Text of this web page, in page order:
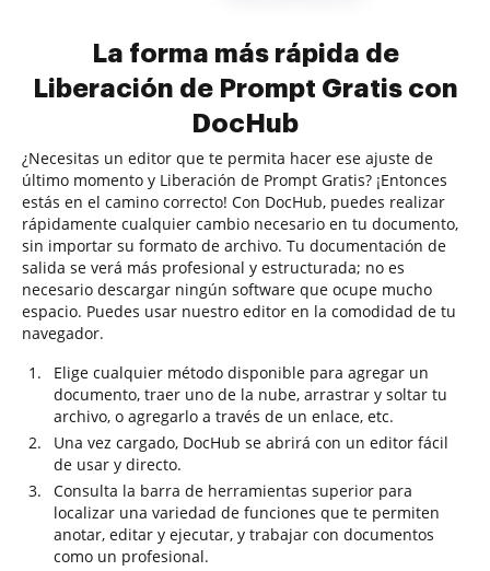
La forma más rápida de
Liberación de Prompt Gratis con
DocHub
¿Necesitas un editor que te permita hacer ese ajuste de
último momento y Liberación de Prompt Gratis? ¡Entonces
estás en el camino correcto! Con DocHub, puedes realizar
rápidamente cualquier cambio necesario en tu documento,
sin importar su formato de archivo. Tu documentación de
salida se verá más profesional y estructurada; no es
necesario descargar ningún software que ocupe mucho
espacio. Puedes usar nuestro editor en la comodidad de tu
navegador.
Elige cualquier método disponible para agregar un
documento, traer uno de la nube, arrastrar y soltar tu
archivo, o agregarlo a través de un enlace, etc.
Una vez cargado, DocHub se abrirá con un editor fácil
de usar y directo.
Consulta la barra de herramientas superior para
localizar una variedad de funciones que te permiten
anotar, editar y ejecutar, y trabajar con documentos
como un profesional.